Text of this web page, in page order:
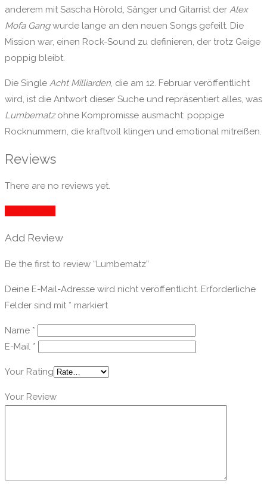
anderem mit Sascha Hörold, Sänger und Gitarrist der Alex
Mofa Gangwurde lange an den neuen Songs gefeilt. Die
Mission war, einen Rock-Sound zu definieren, der trotz Geige
poppig bleibt.
Die Single Acht Milliarden, die am 12. Februar veröffentlicht
wird, ist die Antwort dieser Suche und repräsentiert alles, was
Lumbematzohne Kompromisse ausmacht: poppige
Rocknummern, die kraftvoll klingen und emotional mitreißen.
Reviews
There are no reviews yet.
Add Review
Be the first to review “Lumbematz”
Deine E-Mail-Adresse wird nicht veröffentlicht. Erforderliche
Felder sind mit * markiert
Name *
E-Mail *
Your Rating
Your Review